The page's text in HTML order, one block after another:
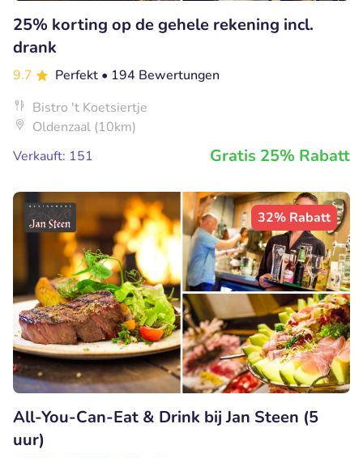
25% korting op de gehele rekening incl.
drank
9.7 Perfekt • 194 Bewertungen
Bistro 't Koetsiertje
Oldenzaal (10km)
Verkauft: 151
Gratis 25% Rabatt
32% Rabatt
All-You-Can-Eat & Drink bij Jan Steen (5
uur)